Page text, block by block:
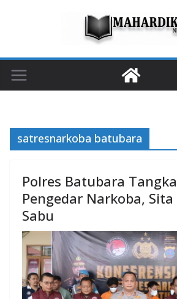
satresnarkoba batubara
Polres Batubara
Pengedar Narkoba,
Sabu